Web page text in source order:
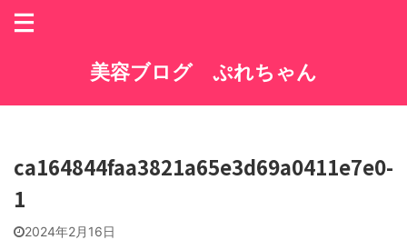
美容ブログ ぷれちゃん
ca164844faa3821a65e3d69a0411e7e0-
1
2024年2月16日